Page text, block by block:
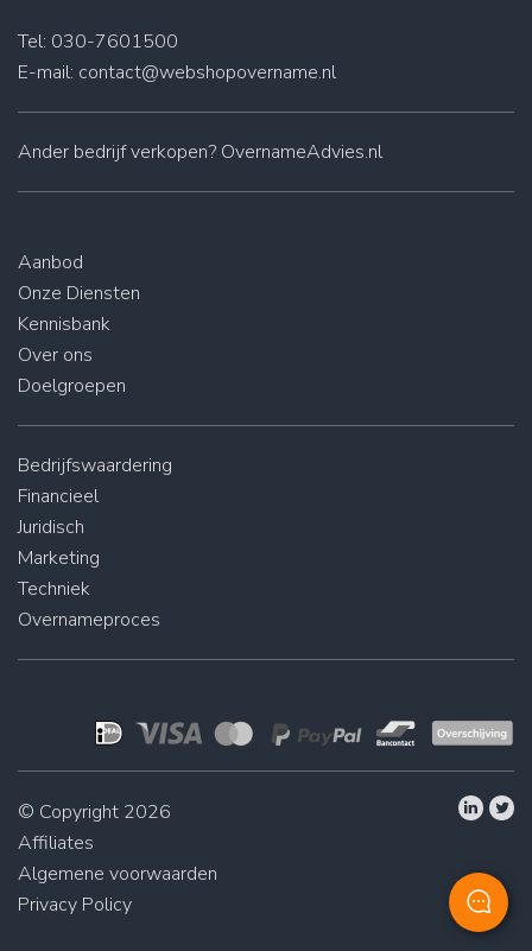
Tel: 030-7601500
E-mail: contact@webshopovername.nl
Ander bedrijf verkopen? OvernameAdvies.nl
Aanbod
Onze Diensten
Kennisbank
Over ons
Doelgroepen
Bedrijfswaardering
Financieel
Juridisch
Marketing
Techniek
Overnameproces
© Copyright 2026
Affiliates
Algemene voorwaarden
Privacy Policy